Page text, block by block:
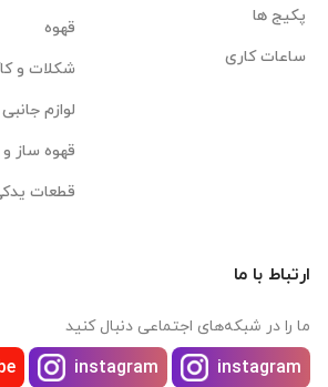
پکیج ها
ساعات کاری
قهوه
شکلات و
لوازم
قهوه ساز
قطعات
ارتباط با ما
ما را در شبکه‌های اجتماعی دنبال کنید
instagram
instagram